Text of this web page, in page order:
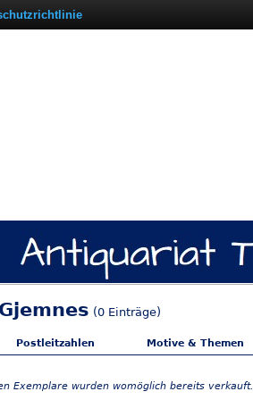
(0 Einträge)
Postleitzahlen Motive & Themen
Exemplare wurden womöglich bereits verkauft.